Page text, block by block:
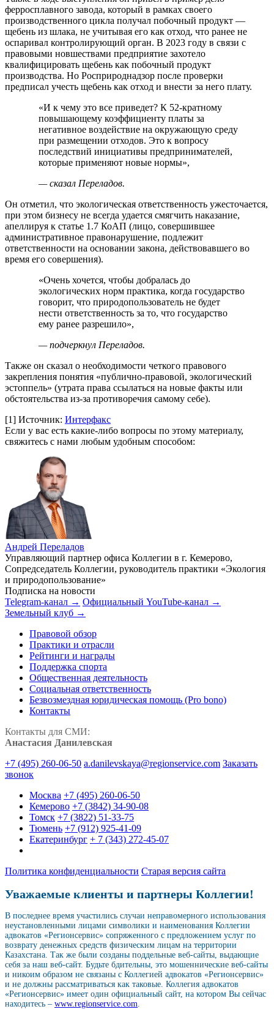
ферросплавного завода, который в рамках своего
производственного цикла получал побочный продукт —
щебень из шлака, не учитывая его как отход, что ранее не
оспаривал контролирующий орган. В 2023 году в связи с
правовыми новшествами предприятие захотело
квалифицировать щебень как побочный продукт
производства. Но Росприроднадзор после проверки
предписал учесть щебень как отход и внести за него плату.
«И к чему это все приведет? К 52-кратному
повышающему коэффициенту платы за
негативное воздействие на окружающую среду
при размещении отходов. Это к вопросу
последствий инициативы предпринимателей,
которые применяют новые нормы»,
— сказал Переладов.
Он отметил, что экологическая ответственность ужесточается,
при этом бизнесу не всегда удается смягчить наказание,
апеллируя к статье 1.7 КоАП (лицо, совершившее
административное правонарушение, подлежит
ответственности на основании закона, действовавшего во
время его совершения).
«Очень хочется, чтобы добралась до
экологических норм практика, когда государство
говорит, что природопользователь не будет
нести ответственность за то, что государство
ему ранее разрешило»,
— подчеркнул Переладов.
Также он сказал о необходимости четкого правового
закрепления понятия «публично-правовой, экологический
эстоппель» (утрата права ссылаться на новые факты или
обстоятельства из-за противоречия самому себе).
[1] Источник: Интерфакс
Если у вас есть какие-либо вопросы по этому материалу,
свяжитесь с нами любым удобным способом:
Андрей Переладов
Управляющий партнер офиса Коллегии в г. Кемерово,
Сопредседатель Коллегии, руководитель практики «Экология
и природопользование»
Подписка на новости
Telegram-канал → Официальный YouTube-канал →
Земельный клуб →
Правовой обзор
Практики и отрасли
Рейтинги и награды
Поддержка спорта
Общественная деятельность
Социальная ответственность
Безвозмездная юридическая помощь (Pro bono)
Контакты
Контакты для СМИ:
Анастасия Данилевская
+7 (495) 260-06-50 a.danilevskaya@regionservice.com Заказать
звонок
Москва +7 (495) 260-06-50
Кемерово +7 (3842) 34-90-08
Томск +7 (3822) 51-33-75
Тюмень +7 (912) 925-41-09
Екатеринбург + 7 (343) 272-45-07
Политика конфиденциальности Старая версия сайта
Уважаемые клиенты и партнеры Коллегии!
В последнее время участились случаи неправомерного использования
неустановленными лицами символики и наименования Коллегии
адвокатов «Регионсервис» сопряженного с предложением услуг по
возврату денежных средств физическим лицам на территории
Казахстана. Так же были созданы поддельные веб-сайты, выдающие
себя за наш веб-сайт. Будьте бдительны, это мошеннические веб-сайты
и никоим образом не связаны с Коллегией адвокатов «Регионсервис»
и не должны рассматриваться как таковые. Коллегия адвокатов
«Регионсервис» имеет один официальный сайт, на котором Вы сейчас
находитесь – www.regionservice.com